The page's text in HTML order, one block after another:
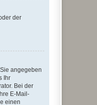
der
angegeben
Ihr
Bei der
E-Mail-
einen